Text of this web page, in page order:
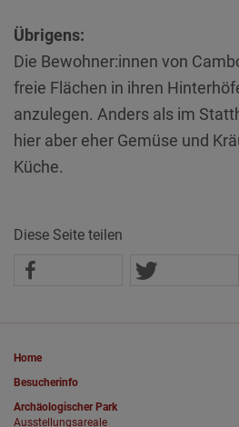
Übrigens:
Die Bewohner:innen von
freie Flächen in ihren
anzulegen. Anders als im
hier aber eher Gemüse und
Küche.
Diese Seite teilen
Home
Besucherinfo
Archäologischer Park
Ausstellungsareale